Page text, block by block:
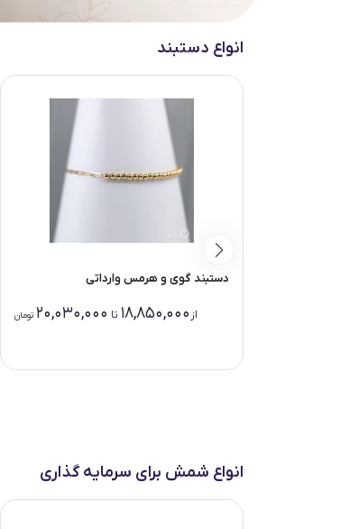
انواع دستبند
دستبند گوی و هرمس وارداتی
از 18,850,000 تا 20,030,000 تومان
انواع شمش برای سرمایه گذاری